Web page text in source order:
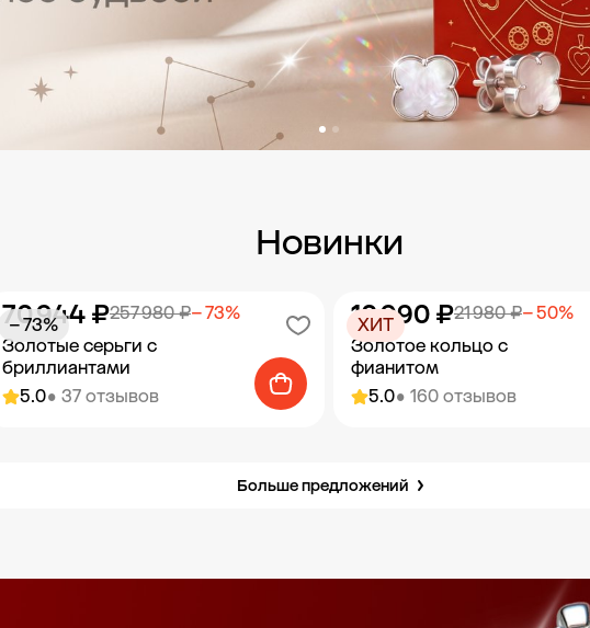
Новинки
5.0• 37 отзывов
Золотые серьги с
бриллиантами
257 980 ₽− 73%
70 944 ₽
− 73%
5.0• 160 отзывов
Золотое кольцо с
фианитом
21 980 ₽− 50%
10 990 ₽
ХИТ
Больше предложений